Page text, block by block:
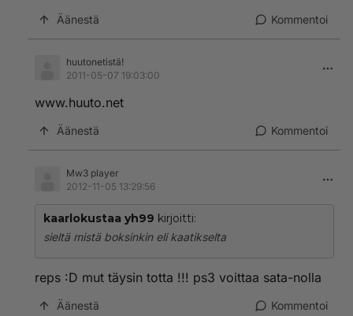
Äänestä Kommentoi
huutonetistä!
2011-05-07 19:03:00
www.huuto.net
Äänestä Kommentoi
Mw3 player
2012-11-05 13:29:56
kaarlokustaa yh99 kirjoitti:
sieltä mistä boksinkin eli kaatikselta
reps :D mut täysin totta !!! ps3 voittaa sata-nolla
Äänestä Kommentoi